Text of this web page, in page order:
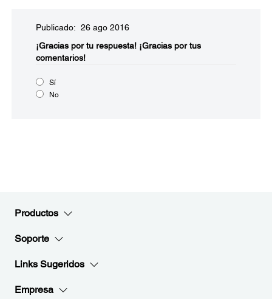
Publicado: 26 ago 2016
¡Gracias por tu respuesta! ¡Gracias por tus
comentarios!
Sí
No
Productos
Soporte
Links Sugeridos
Empresa